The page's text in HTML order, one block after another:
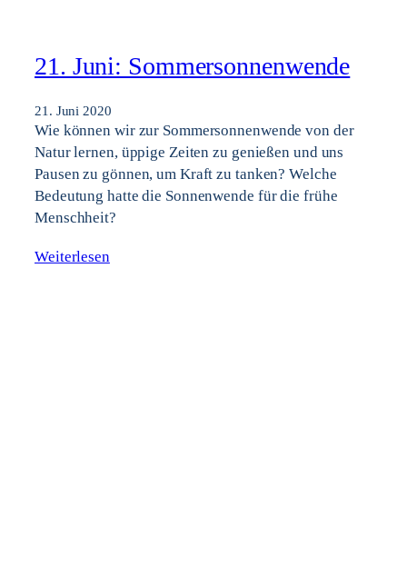
21. Juni: Sommersonnenwende
21. Juni 2020
Wie können wir zur Sommersonnenwende von der
Natur lernen, üppige Zeiten zu genießen und uns
Pausen zu gönnen, um Kraft zu tanken? Welche
Bedeutung hatte die Sonnenwende für die frühe
Menschheit?
Weiterlesen